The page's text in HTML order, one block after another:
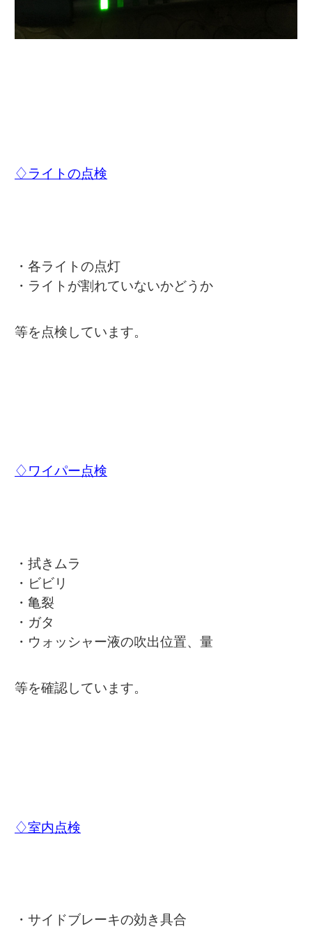
♢ライトの点検
・各ライトの点灯
・ライトが割れていないかどうか
等を点検しています。
♢ワイパー点検
・拭きムラ
・ビビリ
・亀裂
・ガタ
・ウォッシャー液の吹出位置、量
等を確認しています。
♢室内点検
・サイドブレーキの効き具合